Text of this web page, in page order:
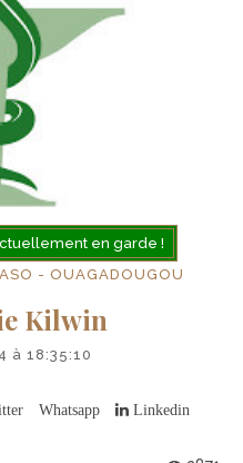
en garde !
- OUAGADOUGOU
Kilwin
à 18:35:10
Whatsapp
Linkedin